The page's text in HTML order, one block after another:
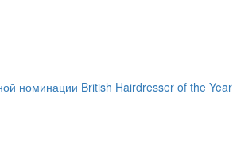
номинации British Hairdresser of the Year